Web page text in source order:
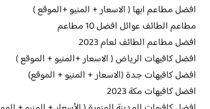
افضل مطاعم ابها ( الاسعار + المنيو +الموقع )
مطاعم الطائف عوائل افضل 10 مطاعم
افضل مطاعم الطائف لعام 2023
افضل كافيهات الرياض ( الاسعار +المنيو + الموقع )
افضل كافيهات جدة (الاسعار + المنيو + الموقع)
افضل كافيهات مكة 2023